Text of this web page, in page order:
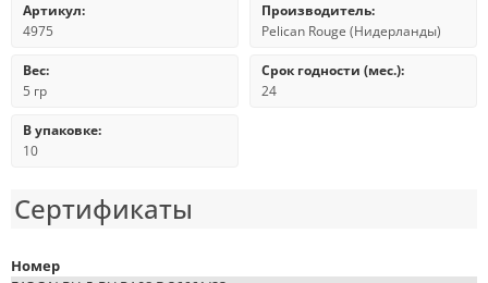
Артикул:
4975
Производитель:
Pelican Rouge (Нидерланды)
Вес:
5 гр
Срок годности (мес.):
24
В упаковке:
10
Сертификаты
Номер